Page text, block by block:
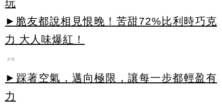
玩
►脆友都說相見恨晚！苦甜72%比利時巧克
力 大人味爆紅！
PR
►踩著空氣，邁向極限，讓每一步都輕盈有
力